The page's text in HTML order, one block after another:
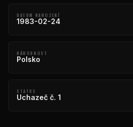
DATUM NAROZENÍ
1983-02-24
NÁRODNOST
Polsko
STATUS
Uchazeč č. 1